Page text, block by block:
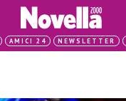
AMICI 24 NEWSLETTER